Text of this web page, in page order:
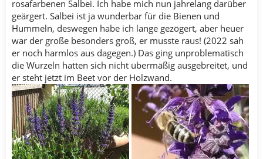
rosafarbenen Salbei. Ich habe mich nun jahrelang darüber
geärgert. Salbei ist ja wunderbar für die Bienen und
Hummeln, deswegen habe ich lange gezögert, aber heuer
war der große besonders groß, er musste raus! (2022 sah
er noch harmlos aus dagegen.) Das ging unproblematisch
die Wurzeln hatten sich nicht übermäßig ausgebreitet, und
er steht jetzt im Beet vor der Holzwand.